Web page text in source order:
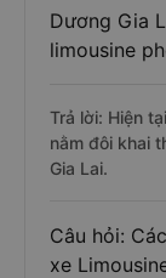
Dương Gia
limousine
Trả lời: Hiện
nằm đôi khai
Gia Lai.
Câu hỏi:
xe